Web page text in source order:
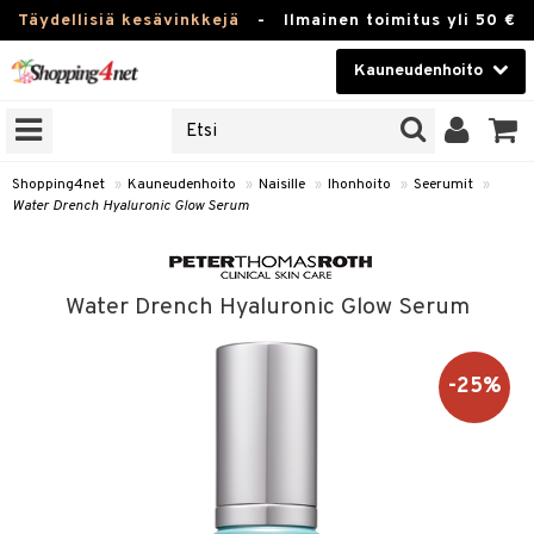
Täydellisiä kesävinkkejä - Ilmainen toimitus yli 50 €
Kauneudenhoito
Kauneudenhoito
Piilolinssit
Fitness
Shopping4net » Kauneudenhoito » Naisille » Ihonhoito » Seerumit »
Water Drench Hyaluronic Glow Serum
Water Drench Hyaluronic Glow Serum
-25%